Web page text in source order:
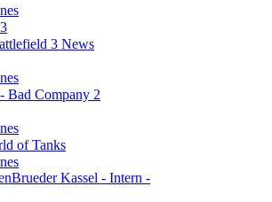
3 News
Company 2
of Tanks
Kassel - Intern -